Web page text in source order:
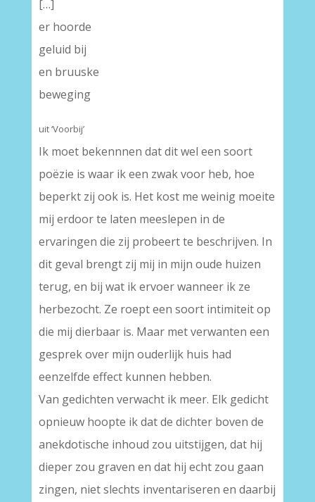
[…]
er hoorde
geluid bij
en bruuske
beweging
uit ‘Voorbij’
Ik moet bekennnen dat dit wel een soort
poëzie is waar ik een zwak voor heb, hoe
beperkt zij ook is. Het kost me weinig moeite
mij erdoor te laten meeslepen in de
ervaringen die zij probeert te beschrijven. In
dit geval brengt zij mij in mijn oude huizen
terug, en bij wat ik ervoer wanneer ik ze
herbezocht. Ze roept een soort intimiteit op
die mij dierbaar is. Maar met verwanten een
gesprek over mijn ouderlijk huis had
eenzelfde effect kunnen hebben.
Van gedichten verwacht ik meer. Elk gedicht
opnieuw hoopte ik dat de dichter boven de
anekdotische inhoud zou uitstijgen, dat hij
dieper zou graven en dat hij echt zou gaan
zingen, niet slechts inventariseren en daarbij